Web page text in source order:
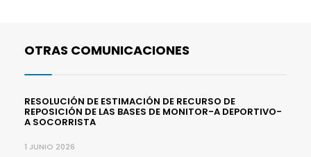
OTRAS COMUNICACIONES
RESOLUCIÓN DE ESTIMACIÓN DE RECURSO DE
REPOSICIÓN DE LAS BASES DE MONITOR-A DEPORTIVO-
A SOCORRISTA
1 JUNIO 2026